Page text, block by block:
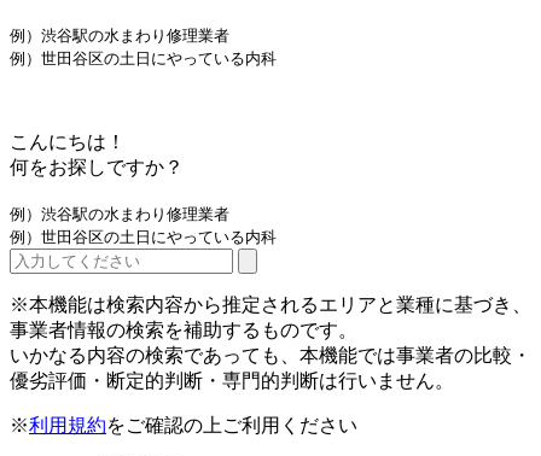
例）渋谷駅の水まわり修理業者
例）世田谷区の土日にやっている内科
こんにちは！
何をお探しですか？
例）渋谷駅の水まわり修理業者
例）世田谷区の土日にやっている内科
※本機能は検索内容から推定されるエリアと業種に基づき、
事業者情報の検索を補助するものです。
いかなる内容の検索であっても、本機能では事業者の比較・
優劣評価・断定的判断・専門的判断は行いません。
※利用規約をご確認の上ご利用ください